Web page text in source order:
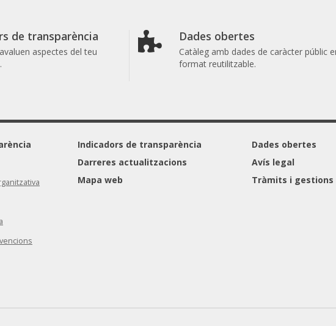
de transparència
aspectes del teu
Dades obertes
Catàleg amb dades de caràcter públic
format reutilitzable.
Indicadors de transparència Dades obertes
Darreres actualitzacions
Avís legal
Mapa web
Tràmits i gestions